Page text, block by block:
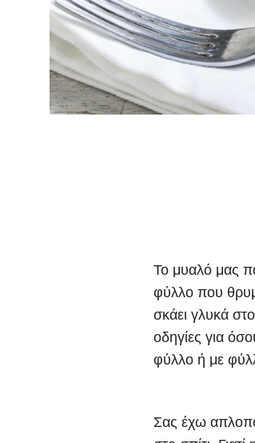
Το μυαλό μας
φύλλο που
σκάει γλυκά
οδηγίες για
φύλλο ή με
Σας έχω